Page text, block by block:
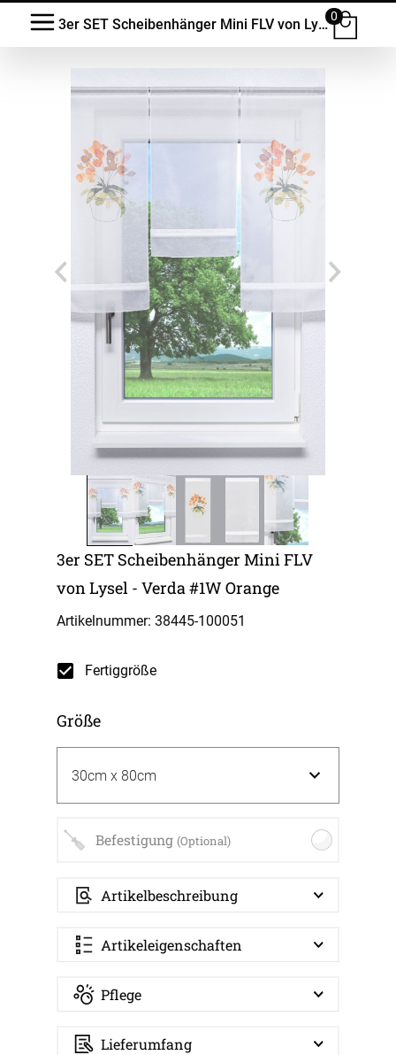
3er SET Scheibenhänger Mini FLV von Lysel - Verda #1W
0
3er SET Scheibenhänger Mini FLV
von Lysel - Verda #1W Orange
Artikelnummer: 38445-100051
Fertiggröße
Größe
Befestigung (Optional)
Artikelbeschreibung
Artikeleigenschaften
Pflege
Lieferumfang